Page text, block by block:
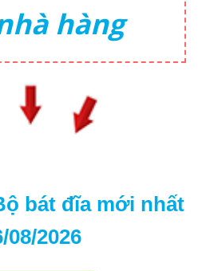
hàng
bát đĩa mới nhất
08/2026